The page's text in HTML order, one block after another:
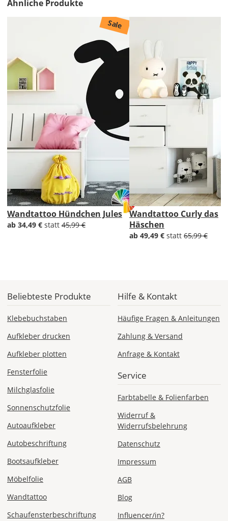
&
DE
Economy
Deutschland
Versandkosten 1,99
EUR
Priority
Deutschland
14.08.
ab 7,98
Produktionsaufschlag
ab 5,99 EUR*
EUR
Deutschland
EU
AT
CH
Ähnliche Produkte
Sale
Wandtattoo Hündchen Jules
ab 34,49 € statt 45,99 €
Wandtattoo Curly das
Häschen
ab 49,49 € statt 65,99 €
Beliebteste Produkte
Klebebuchstaben
Aufkleber drucken
Aufkleber plotten
Fensterfolie
Milchglasfolie
Sonnenschutzfolie
Autoaufkleber
Autobeschriftung
Bootsaufkleber
Möbelfolie
Wandtattoo
Schaufensterbeschriftung
Hilfe & Kontakt
Häufige Fragen & Anleitungen
Zahlung & Versand
Anfrage & Kontakt
Service
Farbtabelle & Folienfarben
Widerruf &
Widerrufsbelehrung
Datenschutz
Impressum
AGB
Blog
Influencer/in?